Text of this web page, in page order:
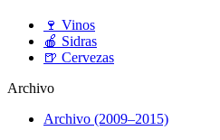
🍷 Vinos
🍎 Sidras
🍺 Cervezas
Archivo
Archivo (2009–2015)